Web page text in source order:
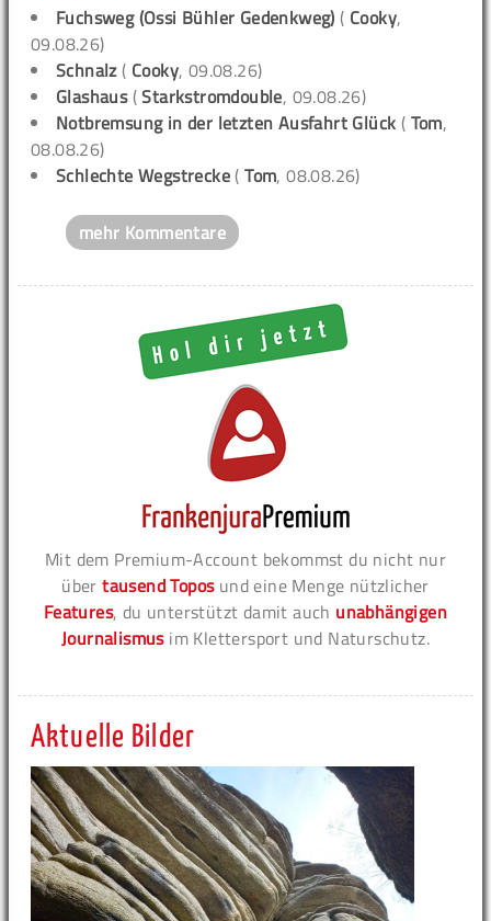
Fuchsweg (Ossi Bühler Gedenkweg) ( Cooky,
09.08.26)
Schnalz( Cooky, 09.08.26)
Glashaus(Starkstromdouble, 09.08.26)
Notbremsung in der letzten Ausfahrt Glück ( Tom,
08.08.26)
Schlechte Wegstrecke (Tom, 08.08.26)
mehr Kommentare
Mit dem Premium-Account bekommst du nicht nur
übertausend Toposund eine Menge nützlicher
Features, du unterstützt damit auch unabhängigen
Journalismusim Klettersport und Naturschutz.
Aktuelle Bilder